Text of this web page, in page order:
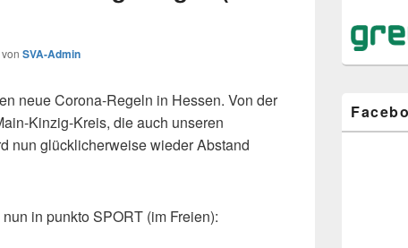
von SVA-Admin
neue Corona-Regeln in Hessen. Von der
Kinzig-Kreis, die auch unseren
nun glücklicherweise wieder Abstand
in punkto SPORT (im Freien):